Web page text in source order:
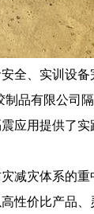
全、实训设
品有限公司
应用提供了实
减灾体系的重
性价比产品、